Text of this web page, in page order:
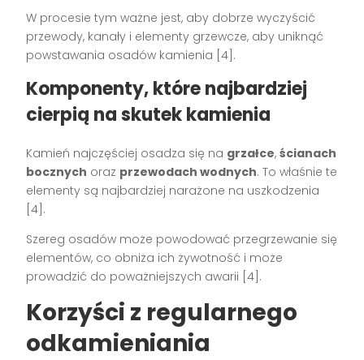
W procesie tym ważne jest, aby dobrze wyczyścić
przewody, kanały i elementy grzewcze, aby uniknąć
powstawania osadów kamienia [4].
Komponenty, które najbardziej
cierpią na skutek kamienia
Kamień najczęściej osadza się na grzałce,ścianach
bocznych oraz przewodach wodnych. To właśnie te
elementy są najbardziej narażone na uszkodzenia
[4].
Szereg osadów może powodować przegrzewanie się
elementów, co obniża ich żywotność i może
prowadzić do poważniejszych awarii [4].
Korzyści z regularnego
odkamieniania